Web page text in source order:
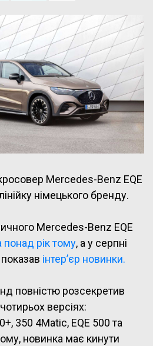
Mercedes-Benz EQE
німецького бренду.
Mercedes-Benz EQE
понад рік тому, а у серпні
інтер’єр новинки.
повністю розсекретив
версіях:
350 4Matic, EQE 500 та
новинка має кинути